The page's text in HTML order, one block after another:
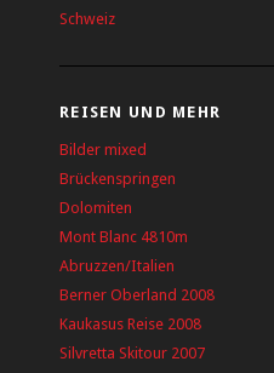
Schweiz
REISEN UND MEHR
Bilder mixed
Brückenspringen
Dolomiten
Mont Blanc 4810m
Abruzzen/Italien
Berner Oberland 2008
Kaukasus Reise 2008
Silvretta Skitour 2007